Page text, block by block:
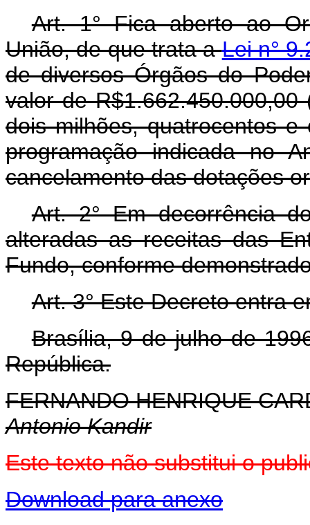
Art. 1° Fica aberto ao
União, de que trata aLei n°
de diversos Órgãos do
valor de
dois milhões, quatrocentos
programação indicada no
cancelamento das dotações
Art. 2° Em decorrência
alteradas as receitas das
Fundo, conforme
Art. 3° Este Decreto entra
Brasília, 9 de julho de
República.
FERNANDO HENRIQUE
Antonio Kandir
Este texto não substitui o
Download para anexo